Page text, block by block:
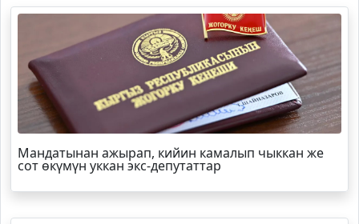
Мандатынан ажырап, кийин камалып чыккан же
сот өкүмүн уккан экс-депутаттар